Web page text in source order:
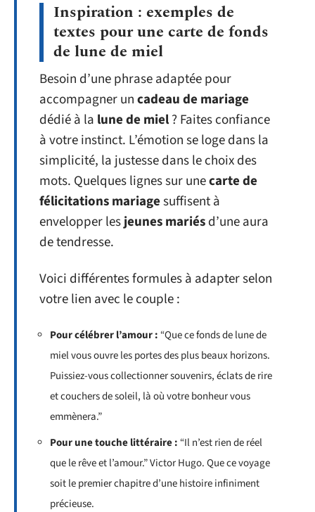
Inspiration : exemples de
textes pour une carte de fonds
de lune de miel
Besoin d’une phrase adaptée pour
accompagner uncadeau de mariage
dédié à la lune de miel? Faites confiance
à votre instinct. L’émotion se loge dans la
simplicité, la justesse dans le choix des
mots. Quelques lignes sur unecarte de
félicitations mariagesuffisent à
envelopper lesjeunes mariésd’une aura
de tendresse.
Voici différentes formules à adapter selon
votre lien avec le couple :
Pour célébrer l’amour : “Que ce fonds de lune de
miel vous ouvre les portes des plus beaux horizons.
Puissiez-vous collectionner souvenirs, éclats de rire
et couchers de soleil, là où votre bonheur vous
emmènera.”
Pour une touche littéraire : “Il n’est rien de réel
que le rêve et l’amour.” Victor Hugo. Que ce voyage
soit le premier chapitre d’une histoire infiniment
précieuse.